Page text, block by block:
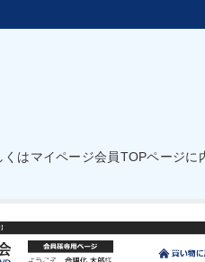
はマイページ会員TOPページ